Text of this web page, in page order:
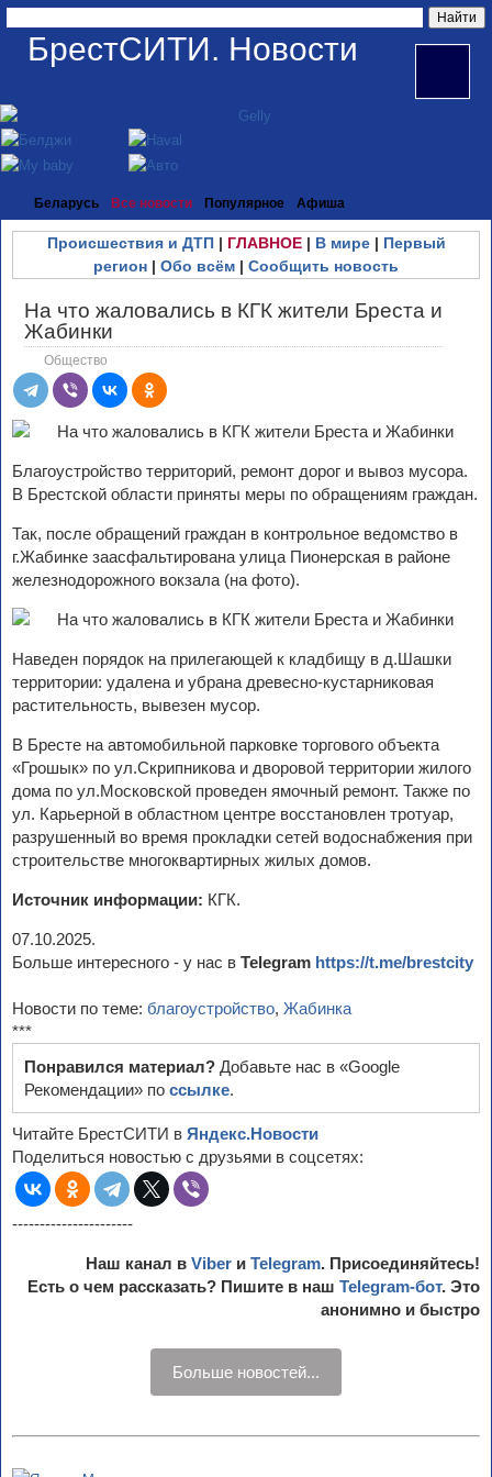
БрестСИТИ. Новости
Беларусь Все новости Популярное Афиша
Происшествия и ДТП| ГЛАВНОЕ| В мире| Первый
регион | Обо всём | Сообщить новость
На что жаловались в КГК жители Бреста и
Жабинки
Общество
Благоустройство территорий, ремонт дорог и вывоз мусора.
В Брестской области приняты меры по обращениям граждан.
Так, после обращений граждан в контрольное ведомство в
г.Жабинке заасфальтирована улица Пионерская в районе
железнодорожного вокзала (на фото).
Наведен порядок на прилегающей к кладбищу в д.Шашки
территории: удалена и убрана древесно-кустарниковая
растительность, вывезен мусор.
В Бресте на автомобильной парковке торгового объекта
«Грошык» по ул.Скрипникова и дворовой территории жилого
дома по ул.Московской проведен ямочный ремонт. Также по
ул. Карьерной в областном центре восстановлен тротуар,
разрушенный во время прокладки сетей водоснабжения при
строительстве многоквартирных жилых домов.
Источник информации: КГК.
07.10.2025.
Больше интересного - у нас в Telegram https://t.me/brestcity
Новости по теме: благоустройство, Жабинка
***
Понравился материал? Добавьте нас в «Google
Рекомендации» по ссылке.
Читайте БрестСИТИ в Яндекс.Новости
Поделиться новостью с друзьями в соцсетях:
----------------------
Наш канал в Viber и Telegram. Присоединяйтесь!
Есть о чем рассказать? Пишите в наш Telegram-бот. Это
анонимно и быстро
Больше новостей...